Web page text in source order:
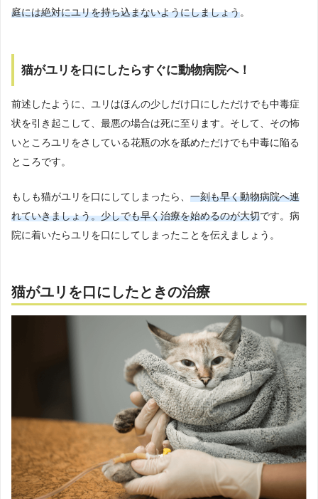
庭には絶対にユリを持ち込まないようにしましょう。
猫がユリを口にしたらすぐに動物病院へ！
前述したように、ユリはほんの少しだけ口にしただけでも中毒症
状を引き起こして、最悪の場合は死に至ります。そして、その怖
いところユリをさしている花瓶の水を舐めただけでも中毒に陥る
ところです。
もしも猫がユリを口にしてしまったら、 一刻も早く動物病院へ連
れていきましょう。少しでも早く治療を始めるのが大切です。病
院に着いたらユリを口にしてしまったことを伝えましょう。
猫がユリを口にしたときの治療